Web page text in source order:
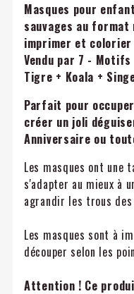
Masques pour
sauvages au format
imprimer et
Vendu par 7 - Motifs
Tigre + Koala +
Parfait pour
créer un joli
Anniversaire ou
Les masques ont une
s'adapter au mieux à
agrandir les trous des
Les masques sont à
découper selon les
Attention ! Ce